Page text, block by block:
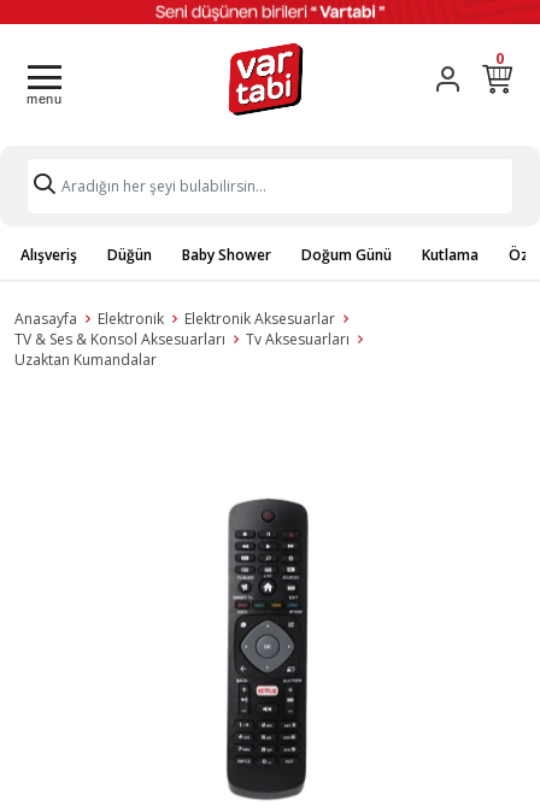
0
Alışveriş Düğün Baby Shower Doğum Günü Kutlama
Anasayfa Elektronik
Elektronik Aksesuarlar
TV & Ses & Konsol Aksesuarları
Tv Aksesuarları
Uzaktan Kumandalar